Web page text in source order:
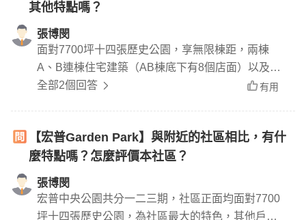
其他特點嗎？
張博閔
面對7700坪十四張歷史公園，享無限棟距，兩棟
A、B連棟住宅建築（AB棟底下有8個店面）以及16
棟小型透天型店面，最大特色為戶戶挑高3米6，公
區，頂樓部分有空中花園、烤肉區
全部2個回答 有用
【宏普Garden Park】與附近的社區相比，有什
麼特點嗎？怎麼評價本社區？
張博閔
宏普中央公園共分一二三期，社區正面均面對7700
坪十四張歷史公園，為社區最大的特色，其他戶戶